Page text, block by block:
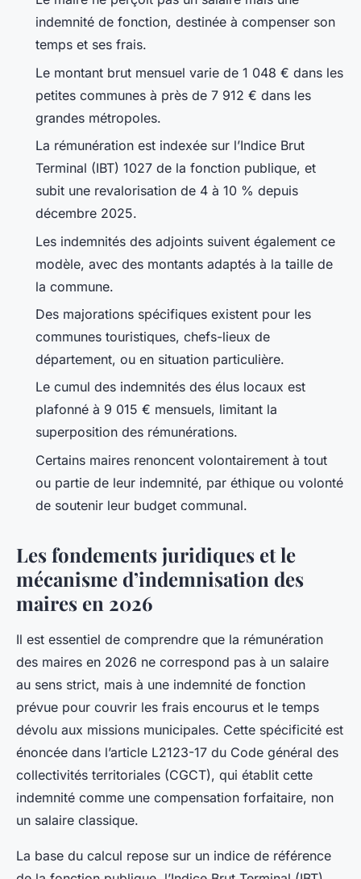
indemnité de fonction, destinée à compenser son
temps et ses frais.
Le montant brut mensuel varie de 1 048 € dans les
petites communes à près de 7 912 € dans les
grandes métropoles.
La rémunération est indexée sur l’Indice Brut
Terminal (IBT) 1027 de la fonction publique, et
subit une revalorisation de 4 à 10 % depuis
décembre 2025.
Les indemnités des adjoints suivent également ce
modèle, avec des montants adaptés à la taille de
la commune.
Des majorations spécifiques existent pour les
communes touristiques, chefs-lieux de
département, ou en situation particulière.
Le cumul des indemnités des élus locaux est
plafonné à 9 015 € mensuels, limitant la
superposition des rémunérations.
Certains maires renoncent volontairement à tout
ou partie de leur indemnité, par éthique ou volonté
de soutenir leur budget communal.
Les fondements juridiques et le
mécanisme d’indemnisation des
maires en 2026
Il est essentiel de comprendre que la rémunération
des maires en 2026 ne correspond pas à un salaire
au sens strict, mais à une indemnité de fonction
prévue pour couvrir les frais encourus et le temps
dévolu aux missions municipales. Cette spécificité est
énoncée dans l’article L2123-17 du Code général des
collectivités territoriales (CGCT), qui établit cette
indemnité comme une compensation forfaitaire, non
un salaire classique.
La base du calcul repose sur un indice de référence